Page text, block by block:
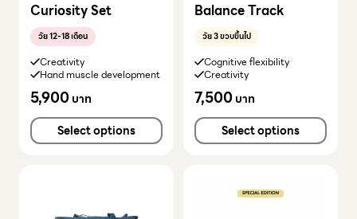
Curiosity Set
วัย 12-18 เดือน
Creativity
Hand muscle development
5,900บาท
Select options
Balance Track
วัย 3 ขวบขึ้นไป
Cognitive flexibility
Creativity
7,500บาท
Select options